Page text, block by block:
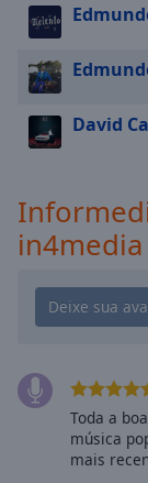
and
close
window.
Text
Opacity
Background
Opacity
David
Toda a
música
mais